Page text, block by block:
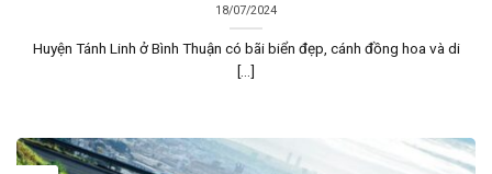
18/07/2024
Huyện Tánh Linh ở Bình Thuận có bãi biển đẹp, cánh đồng hoa và di
[...]